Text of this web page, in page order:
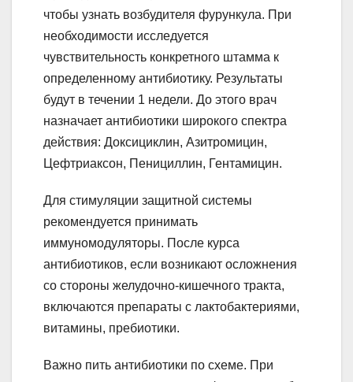
чтобы узнать возбудителя фурункула. При
необходимости исследуется
чувствительность конкретного штамма к
определенному антибиотику. Результаты
будут в течении 1 недели. До этого врач
назначает антибиотики широкого спектра
действия: Доксициклин, Азитромицин,
Цефтриаксон, Пенициллин, Гентамицин.
Для стимуляции защитной системы
рекомендуется принимать
иммуномодуляторы. После курса
антибиотиков, если возникают осложнения
со стороны желудочно-кишечного тракта,
включаются препараты с лактобактериями,
витамины, пребиотики.
Важно пить антибиотики по схеме. При